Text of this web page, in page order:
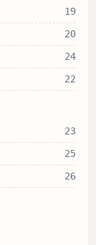
19
20
24
22
23
25
26